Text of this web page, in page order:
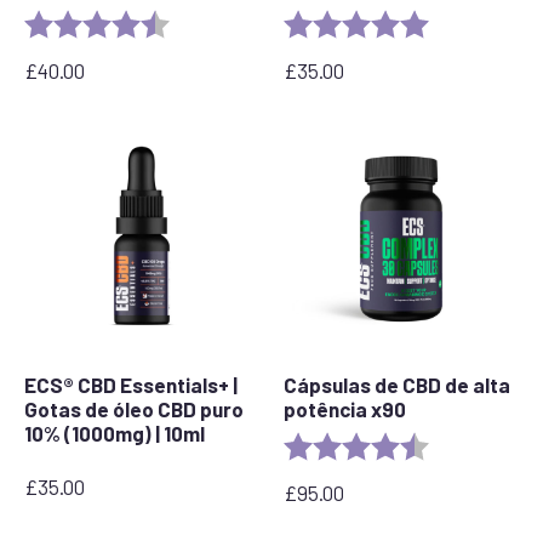
Rating: 4.9 out of 5 stars
£40.00
Rating:
£35.00
ECS® CBD Essentials+ |
Gotas de óleo CBD puro
10% (1000mg) | 10ml
£35.00
Cápsulas de CBD de alta
potência x90
Rating:
£95.00